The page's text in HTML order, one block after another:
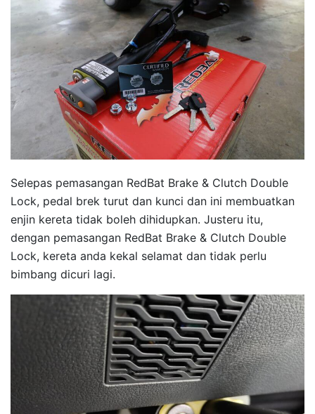
Selepas pemasangan RedBat Brake & Clutch Double
Lock, pedal brek turut dan kunci dan ini membuatkan
enjin kereta tidak boleh dihidupkan. Justeru itu,
dengan pemasangan RedBat Brake & Clutch Double
Lock, kereta anda kekal selamat dan tidak perlu
bimbang dicuri lagi.